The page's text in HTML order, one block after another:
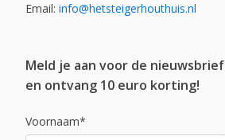
Email: info@hetsteigerhouthuis.nl
Meld je aan voor de nieuwsbrief
en ontvang 10 euro korting!
Voornaam*